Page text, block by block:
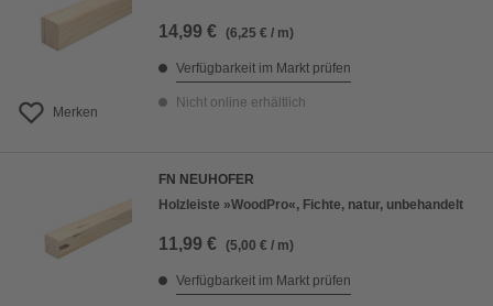
Merken
14,99 € (6,25 € / m)
Verfügbarkeit im Markt prüfen
Nicht online erhältlich
FN NEUHOFER
Holzleiste »WoodPro«, Fichte, natur, unbehandelt
11,99 € (5,00 € / m)
Verfügbarkeit im Markt prüfen